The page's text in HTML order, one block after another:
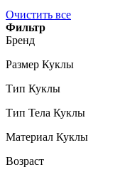
Очистить все
Фильтр
Бренд
Размер Куклы
Тип Куклы
Тип Тела Куклы
Материал Куклы
Возраст